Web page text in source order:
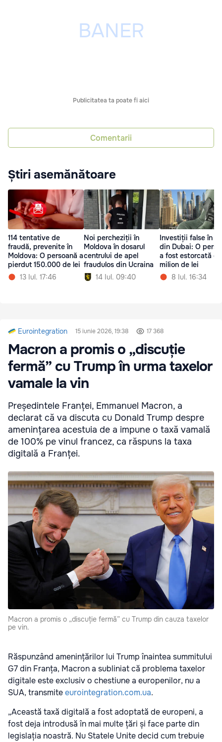
Publicitatea ta poate fi aici
Comentarii
Știri asemănătoare
114 tentative de
fraudă, prevenite în
Moldova: O persoană a
pierdut 150.000 de lei
13 Iul. 17:46
Noi percheziții în
Moldova în dosarul
centrului de apel
fraudulos din Ucraina
14 Iul. 09:40
Investiții false în
din Dubai: O
a fost estorcată
milion de lei
8 Iul. 16:34
Eurointegration 15 iunie 2026, 19:38 17 368
Macron a promis o „discuție
fermă” cu Trump în urma taxelor
vamale la vin
Președintele Franței, Emmanuel Macron, a
declarat că va discuta cu Donald Trump despre
amenințarea acestuia de a impune o taxă vamală
de 100% pe vinul francez, ca răspuns la taxa
digitală a Franței.
Macron a promis o „discuție fermă” cu Trump din cauza taxelor
pe vin.
Răspunzând amenințărilor lui Trump înaintea summitului
G7 din Franța, Macron a subliniat că problema taxelor
digitale este exclusiv o chestiune a europenilor, nu a
SUA, transmiteeurointegration.com.ua.
„Această taxă digitală a fost adoptată de europeni, a
fost deja introdusă în mai multe țări și face parte din
legislația noastră. Nu Statele Unite decid cum trebuie